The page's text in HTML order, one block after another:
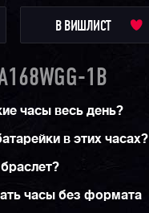
В ВИШЛИСТ
1B
часы весь день?
в этих часах?
часы без формата